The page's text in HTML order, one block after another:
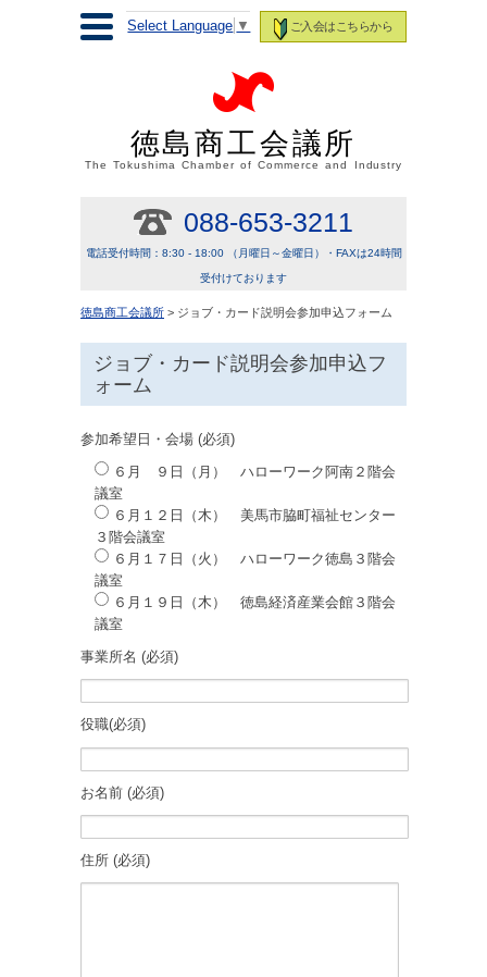
ご入会はこちらから
Select Language ▼
徳島商工会議所
The Tokushima Chamber of Commerce and Industry
088-653-3211
電話受付時間：8:30 - 18:00 （月曜日～金曜日）・FAXは24時間
受付けております
徳島商工会議所 > ジョブ・カード説明会参加申込フォーム
ジョブ・カード説明会参加申込フ
ォーム
参加希望日・会場 (必須)
６月 ９日（月） ハローワーク阿南２階会
議室
６月１２日（木） 美馬市脇町福祉センター
３階会議室
６月１７日（火） ハローワーク徳島３階会
議室
６月１９日（木） 徳島経済産業会館３階会
議室
事業所名 (必須)
役職(必須)
お名前 (必須)
住所 (必須)